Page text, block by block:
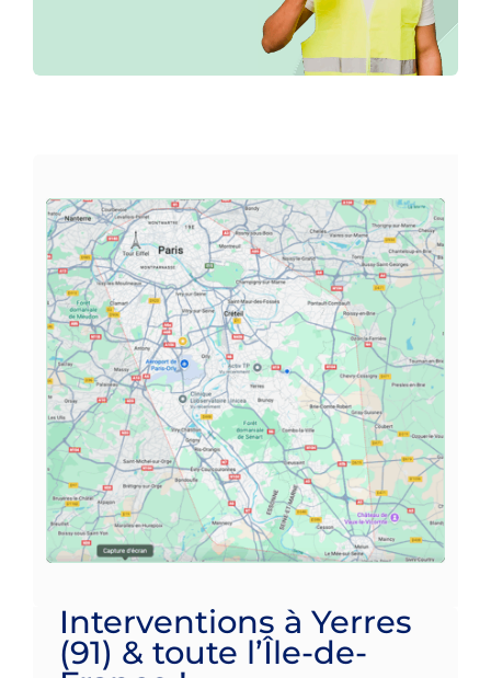
Interventions à Yerres
(91) & toute l’Île-de-